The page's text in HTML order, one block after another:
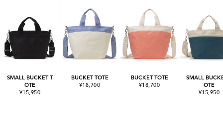
SMALL BUCKET T
OTE
¥15,950
BUCKET TOTE
¥18,700
BUCKET TOTE
¥18,700
SMALL
OTE
¥15,950